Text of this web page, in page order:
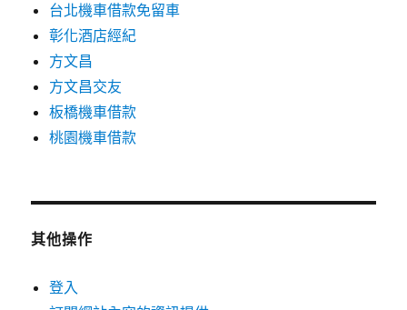
台北機車借款免留車
彰化酒店經紀
方文昌
方文昌交友
板橋機車借款
桃園機車借款
其他操作
登入